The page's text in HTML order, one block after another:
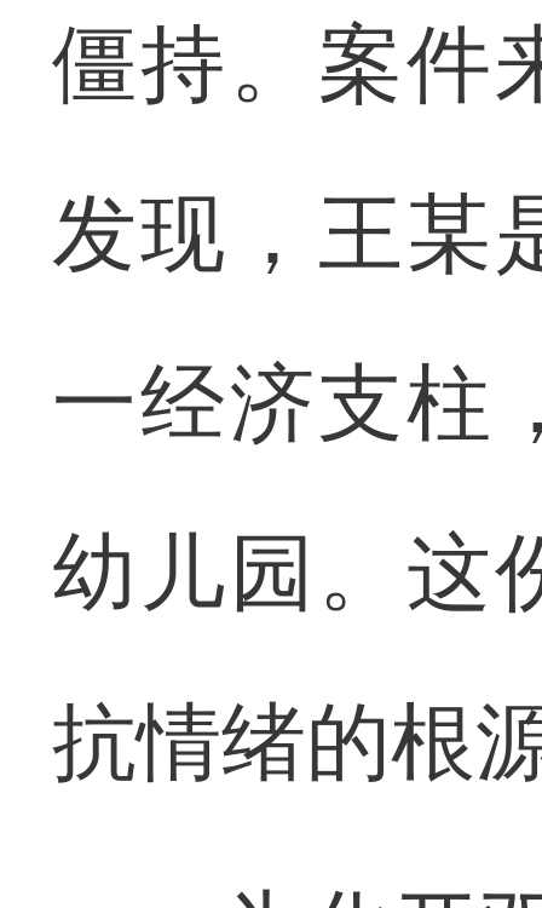
僵持。案件
发现，王某
一经济支柱
幼儿园。这
抗情绪的根